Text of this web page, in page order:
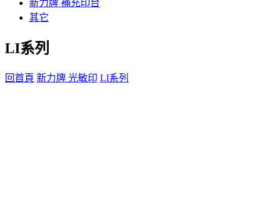
新力牌 補充印台
其它
LI系列
回首頁 新力牌 光敏印 LI系列